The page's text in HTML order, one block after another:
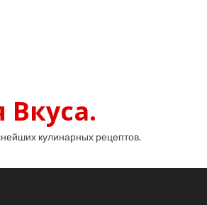
кулинарных рецептов.